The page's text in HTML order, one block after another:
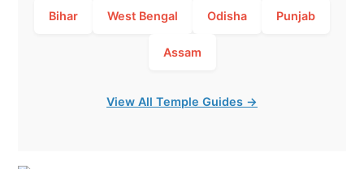
Bihar West Bengal Odisha Punjab
Assam
View All Temple Guides →